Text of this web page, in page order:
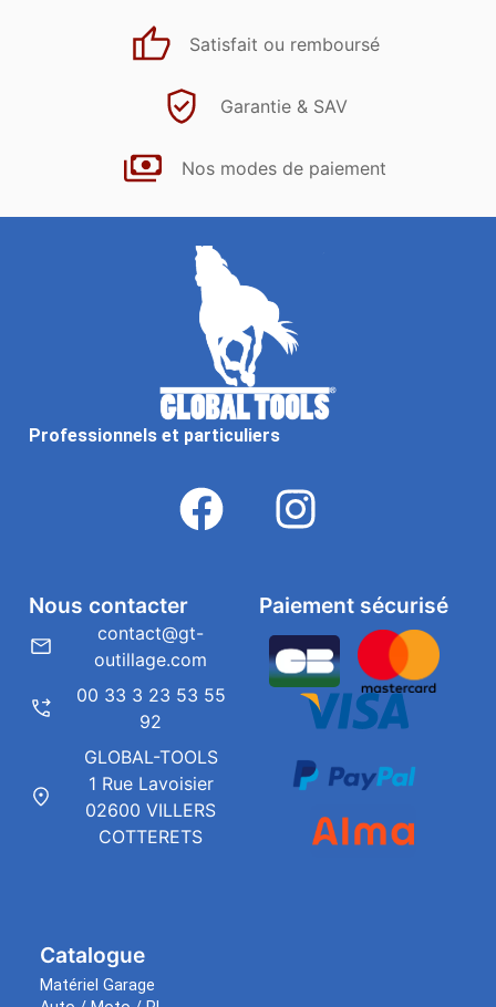
Satisfait ou remboursé
Garantie & SAV
Nos modes de paiement
Professionnels et particuliers
Catalogue
Matériel Garage
Paiement sécurisé
Nous contacter
contact@gt-
outillage.com
00 33 3 23 53 55
92
GLOBAL-TOOLS
1 Rue Lavoisier
02600 VILLERS
COTTERETS